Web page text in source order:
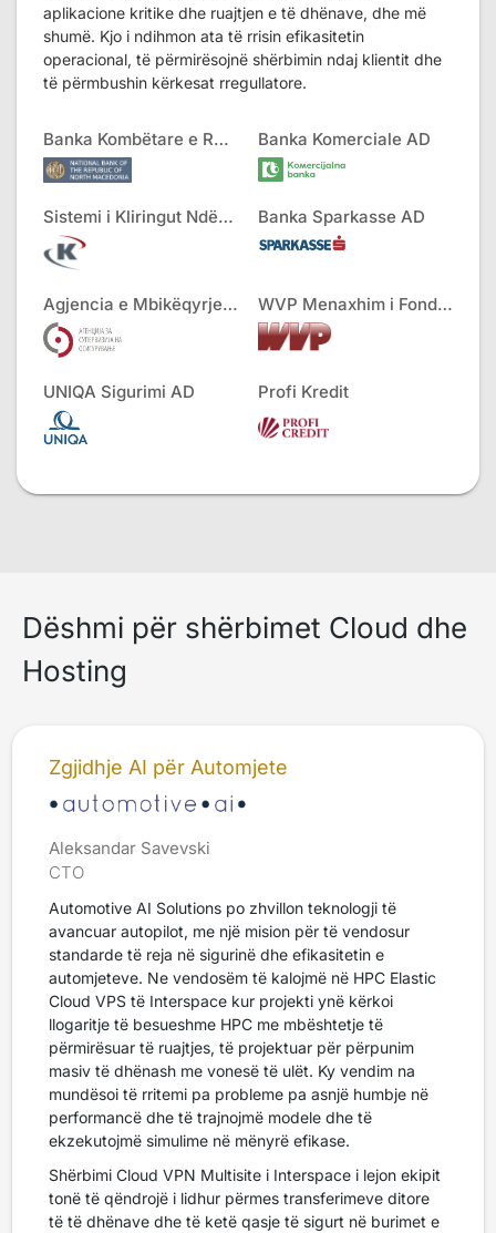
aplikacione kritike dhe ruajtjen e të dhënave, dhe më
shumë. Kjo i ndihmon ata të rrisin efikasitetin
operacional, të përmirësojnë shërbimin ndaj klientit dhe
të përmbushin kërkesat rregullatore.
Banka Kombëtare e RMV Banka Komerciale AD
Sistemi i Kliringut Ndërbankar AD Banka Sparkasse AD
Agjencia e Mbikëqyrjes së Sigurimeve WVP Menaxhim i Fondeve
UNIQA Sigurimi AD Profi Kredit
Dëshmi për shërbimet Cloud dhe
Hosting
Zgjidhje AI për Automjete
Aleksandar Savevski
CTO
Automotive AI Solutions po zhvillon teknologji të
avancuar autopilot, me një mision për të vendosur
standarde të reja në sigurinë dhe efikasitetin e
automjeteve. Ne vendosëm të kalojmë në HPC Elastic
Cloud VPS të Interspace kur projekti ynë kërkoi
llogaritje të besueshme HPC me mbështetje të
përmirësuar të ruajtjes, të projektuar për përpunim
masiv të dhënash me vonesë të ulët. Ky vendim na
mundësoi të rritemi pa probleme pa asnjë humbje në
performancë dhe të trajnojmë modele dhe të
ekzekutojmë simulime në mënyrë efikase.
Shërbimi Cloud VPN Multisite i Interspace i lejon ekipit
tonë të qëndrojë i lidhur përmes transferimeve ditore
të të dhënave dhe të ketë qasje të sigurt në burimet e